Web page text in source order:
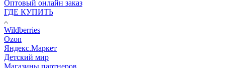
Оптовый онлайн заказ
ГДЕ КУПИТЬ
Wildberries
Ozon
Яндекс.Маркет
Детский мир
Магазины партнеров